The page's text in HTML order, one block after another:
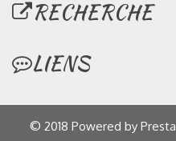
RECHERCHE
LIENS
© 2018 Powered by